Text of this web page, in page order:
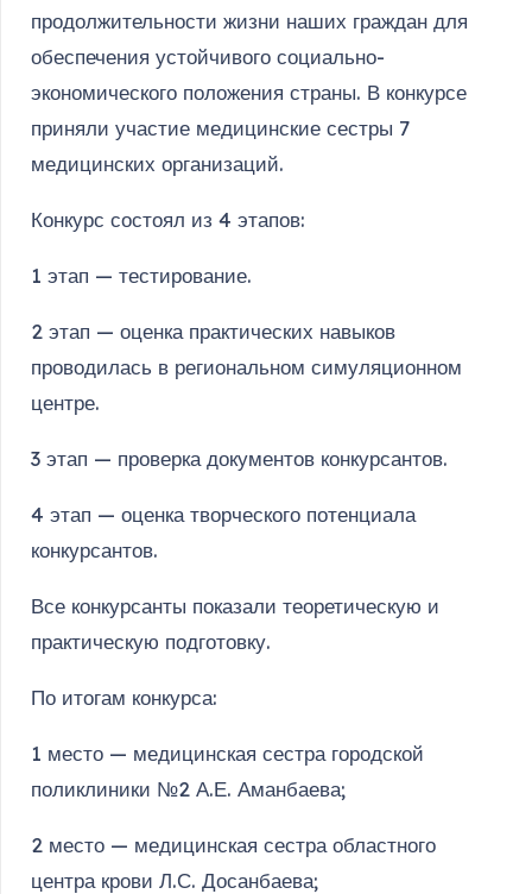
продолжительности жизни наших граждан для
обеспечения устойчивого социально-
экономического положения страны. В конкурсе
приняли участие медицинские сестры 7
медицинских организаций.
Конкурс состоял из 4 этапов:
1 этап — тестирование.
2 этап — оценка практических навыков
проводилась в региональном симуляционном
центре.
3 этап — проверка документов конкурсантов.
4 этап — оценка творческого потенциала
конкурсантов.
Все конкурсанты показали теоретическую и
практическую подготовку.
По итогам конкурса:
1 место — медицинская сестра городской
поликлиники №2 А.Е. Аманбаева;
2 место — медицинская сестра областного
центра крови Л.С. Досанбаева;